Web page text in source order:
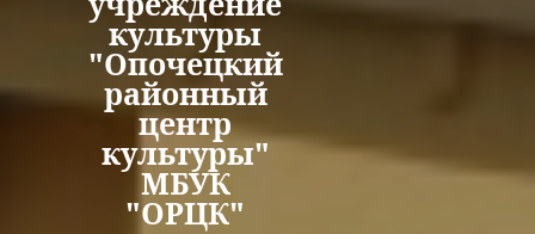
культуры
"Опочецкий
районный
центр
культуры"
МБУК
"ОРЦК"